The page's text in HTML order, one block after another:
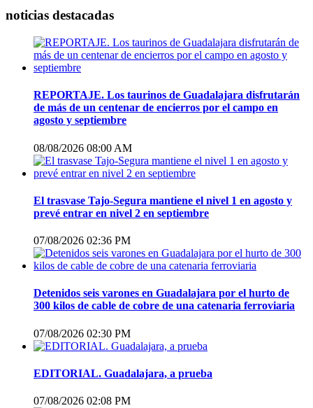
noticias destacadas
REPORTAJE. Los taurinos de Guadalajara disfrutarán
de más de un centenar de encierros por el campo en
agosto y septiembre
08/08/2026 08:00 AM
El trasvase Tajo-Segura mantiene el nivel 1 en agosto y
prevé entrar en nivel 2 en septiembre
07/08/2026 02:36 PM
Detenidos seis varones en Guadalajara por el hurto de
300 kilos de cable de cobre de una catenaria ferroviaria
07/08/2026 02:30 PM
EDITORIAL. Guadalajara, a prueba
07/08/2026 02:08 PM